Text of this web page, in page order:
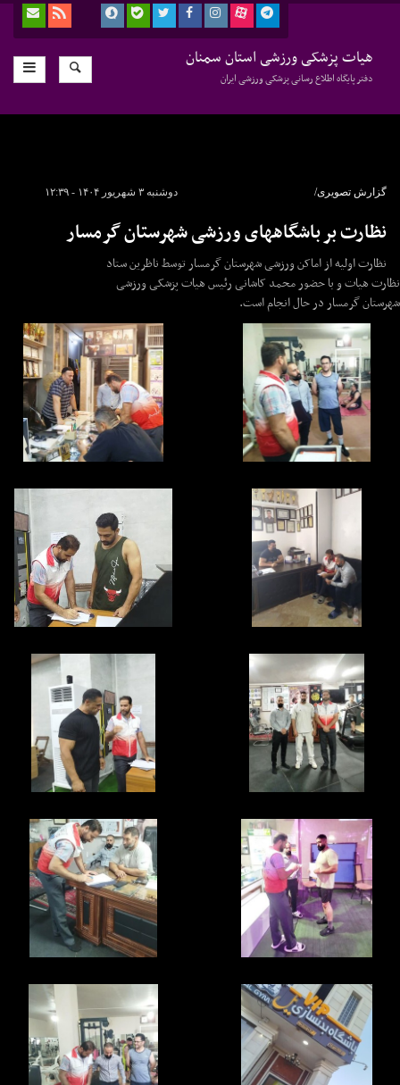
هیات پزشکی ورزشی استان سمنان
دفتر پایگاه اطلاع رسانی پزشکی ورزشی ایران
دوشنبه ۳ شهریور ۱۴۰۴ - ۱۲:۳۹ گزارش تصویری/
نظارت بر باشگاههای ورزشی شهرستان گرمسار
نظارت اولیه از اماکن ورزشی شهرستان گرمسار توسط ناظرین ستاد
نظارت هیات و با حضور محمد کاشانی رئیس هیات پزشکی ورزشی
شهرستان گرمسار در حال انجام است.